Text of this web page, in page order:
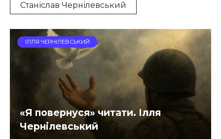
Станіслав Чернілевський
ІЛЛЯ ЧЕРНІЛЕВСЬКИЙ
«Я повернуся» читати. Ілля
Чернілевський